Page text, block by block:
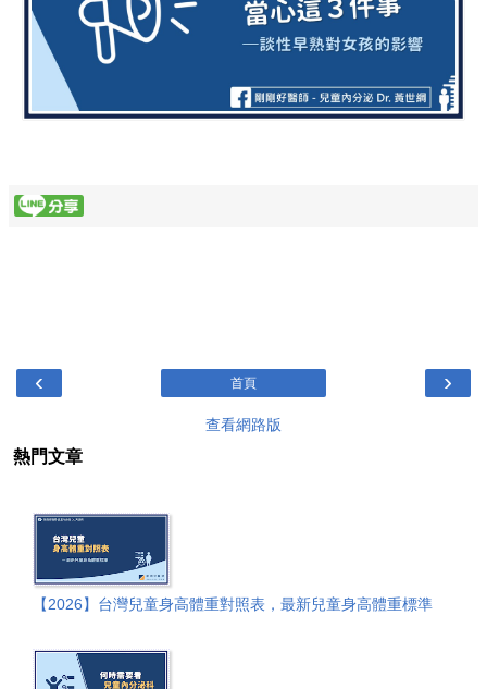
‹ ›
首頁
查看網路版
熱門文章
【2026】台灣兒童身高體重對照表，最新兒童身高體重標準